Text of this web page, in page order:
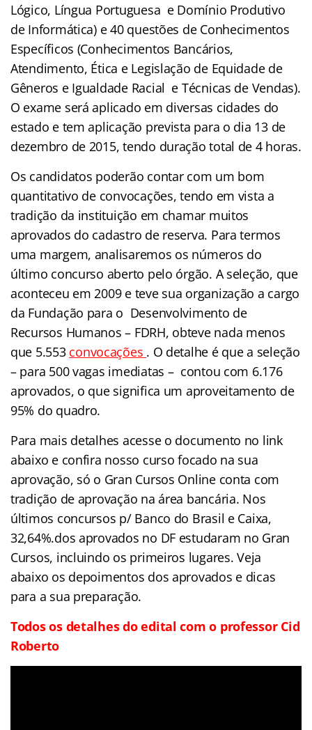
Lógico, Língua Portuguesa e Domínio Produtivo
de Informática) e 40 questões de Conhecimentos
Específicos (Conhecimentos Bancários,
Atendimento, Ética e Legislação de Equidade de
Gêneros e Igualdade Racial e Técnicas de Vendas).
O exame será aplicado em diversas cidades do
estado e tem aplicação prevista para o dia 13 de
dezembro de 2015, tendo duração total de 4 horas.
Os candidatos poderão contar com um bom
quantitativo de convocações, tendo em vista a
tradição da instituição em chamar muitos
aprovados do cadastro de reserva. Para termos
uma margem, analisaremos os números do
último concurso aberto pelo órgão. A seleção, que
aconteceu em 2009 e teve sua organização a cargo
da Fundação para o Desenvolvimento de
Recursos Humanos – FDRH, obteve nada menos
que 5.553 convocações . O detalhe é que a seleção
– para 500 vagas imediatas – contou com 6.176
aprovados, o que significa um aproveitamento de
95% do quadro.
Para mais detalhes acesse o documento no link
abaixo e confira nosso curso focado na sua
aprovação, só o Gran Cursos Online conta com
tradição de aprovação na área bancária. Nos
últimos concursos p/ Banco do Brasil e Caixa,
32,64%.dos aprovados no DF estudaram no Gran
Cursos, incluindo os primeiros lugares. Veja
abaixo os depoimentos dos aprovados e dicas
para a sua preparação.
Todos os detalhes do edital com o professor Cid
Roberto